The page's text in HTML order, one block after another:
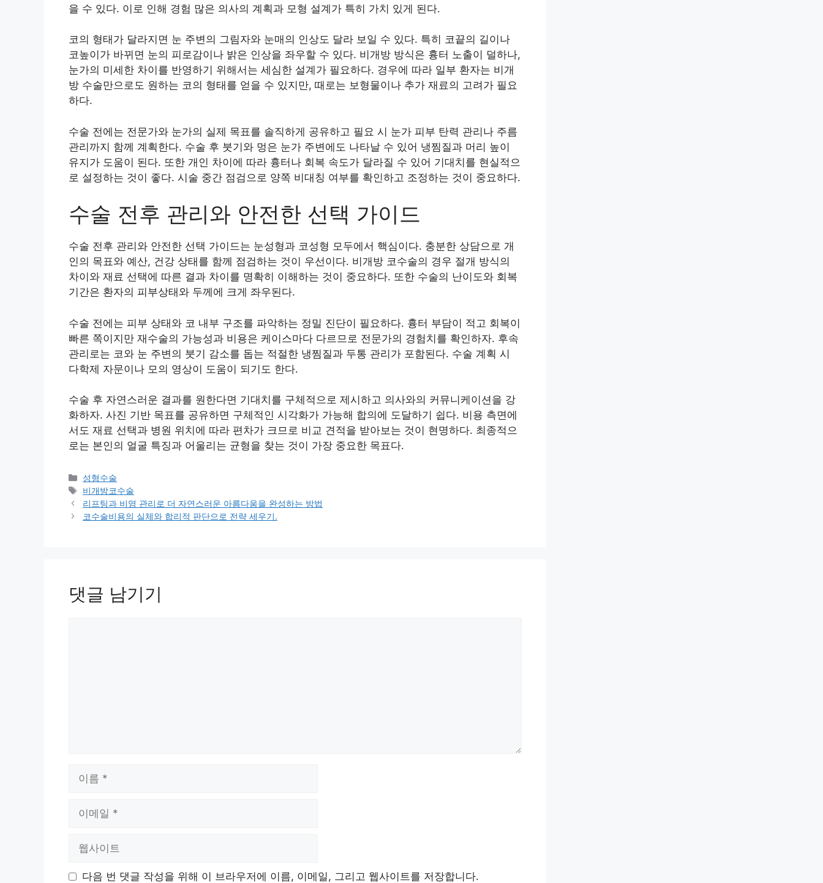
을 수 있다. 이로 인해 경험 많은 의사의 계획과 모형 설계가 특히 가치 있게 된다.
코의 형태가 달라지면 눈 주변의 그림자와 눈매의 인상도 달라 보일 수 있다. 특히 코끝의 길이나
코높이가 바뀌면 눈의 피로감이나 밝은 인상을 좌우할 수 있다. 비개방 방식은 흉터 노출이 덜하나,
눈가의 미세한 차이를 반영하기 위해서는 세심한 설계가 필요하다. 경우에 따라 일부 환자는 비개
방 수술만으로도 원하는 코의 형태를 얻을 수 있지만, 때로는 보형물이나 추가 재료의 고려가 필요
하다.
수술 전에는 전문가와 눈가의 실제 목표를 솔직하게 공유하고 필요 시 눈가 피부 탄력 관리나 주름
관리까지 함께 계획한다. 수술 후 붓기와 멍은 눈가 주변에도 나타날 수 있어 냉찜질과 머리 높이
유지가 도움이 된다. 또한 개인 차이에 따라 흉터나 회복 속도가 달라질 수 있어 기대치를 현실적으
로 설정하는 것이 좋다. 시술 중간 점검으로 양쪽 비대칭 여부를 확인하고 조정하는 것이 중요하다.
수술 전후 관리와 안전한 선택 가이드
수술 전후 관리와 안전한 선택 가이드는 눈성형과 코성형 모두에서 핵심이다. 충분한 상담으로 개
인의 목표와 예산, 건강 상태를 함께 점검하는 것이 우선이다. 비개방 코수술의 경우 절개 방식의
차이와 재료 선택에 따른 결과 차이를 명확히 이해하는 것이 중요하다. 또한 수술의 난이도와 회복
기간은 환자의 피부상태와 두께에 크게 좌우된다.
수술 전에는 피부 상태와 코 내부 구조를 파악하는 정밀 진단이 필요하다. 흉터 부담이 적고 회복이
빠른 쪽이지만 재수술의 가능성과 비용은 케이스마다 다르므로 전문가의 경험치를 확인하자. 후속
관리로는 코와 눈 주변의 붓기 감소를 돕는 적절한 냉찜질과 두통 관리가 포함된다. 수술 계획 시
다학제 자문이나 모의 영상이 도움이 되기도 한다.
수술 후 자연스러운 결과를 원한다면 기대치를 구체적으로 제시하고 의사와의 커뮤니케이션을 강
화하자. 사진 기반 목표를 공유하면 구체적인 시각화가 가능해 합의에 도달하기 쉽다. 비용 측면에
서도 재료 선택과 병원 위치에 따라 편차가 크므로 비교 견적을 받아보는 것이 현명하다. 최종적으
로는 본인의 얼굴 특징과 어울리는 균형을 찾는 것이 가장 중요한 목표다.
카
테
고
리
성형수술
태
그
비개방코수술
리프팅과 비염 관리로 더 자연스러운 아름다움을 완성하는 방법
코수술비용의 실체와 합리적 판단으로 전략 세우기.
댓글 남기기
이 다음 번 댓글 작성을 위해 이 브라우저에 이름, 이메일, 그리고 웹사이트를 저장합니다.